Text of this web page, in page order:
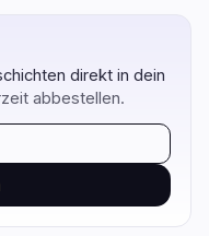
Betrügereien
Warnungen 0
Datenschutz 0
direkt in dein
abbestellen.